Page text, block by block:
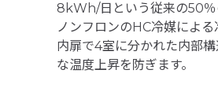
8kWh/日という従来の50％
ノンフロンのHC冷媒による
内扉で4室に分かれた内部
な温度上昇を防ぎます。